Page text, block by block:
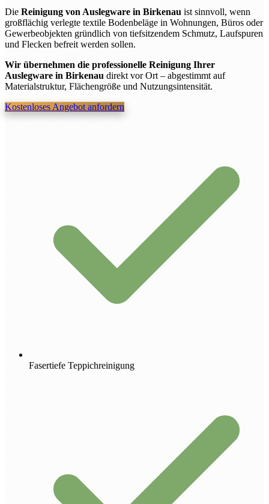
Die Reinigung von Auslegware in Birkenau ist sinnvoll, wenn
großflächig verlegte textile Bodenbeläge in Wohnungen, Büros oder
Gewerbeobjekten gründlich von tiefsitzendem Schmutz, Laufspuren
und Flecken befreit werden sollen.
Wir übernehmen die professionelle Reinigung Ihrer
Auslegware in Birkenau direkt vor Ort – abgestimmt auf
Materialstruktur, Flächengröße und Nutzungsintensität.
Kostenloses Angebot anfordern
Fasertiefe Teppichreinigung